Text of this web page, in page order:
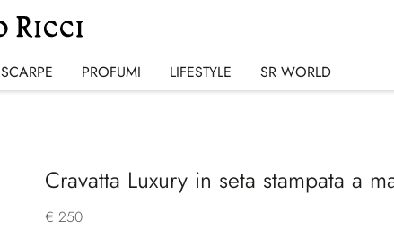
SCARPE PROFUMI LIFESTYLE SR WORLD
Cravatta Luxury in seta stampata a
€ 250